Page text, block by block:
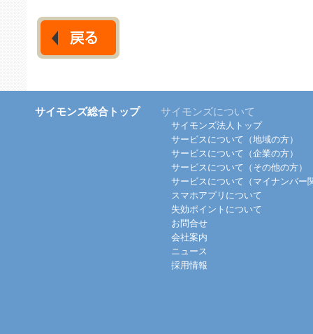
サイモンズ総合トップ サイモンズについて
サイモンズ法人トップ
サービスについて（地域の方）
サービスについて（企業の方）
サービスについて（その他の方）
サービスについて（マイナンバー
スマホアプリについて
失効ポイントについて
お問合せ
会社案内
ニュース
採用情報